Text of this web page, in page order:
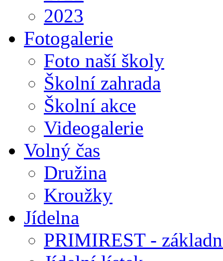
2023
Fotogalerie
Foto naší školy
Školní zahrada
Školní akce
Videogalerie
Volný čas
Družina
Kroužky
Jídelna
PRIMIREST -